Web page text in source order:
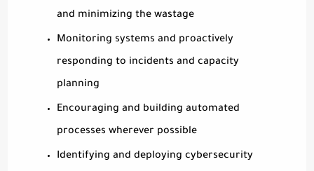
and minimizing the wastage
Monitoring systems and proactively
responding to incidents and capacity
planning
Encouraging and building automated
processes wherever possible
Identifying and deploying cybersecurity